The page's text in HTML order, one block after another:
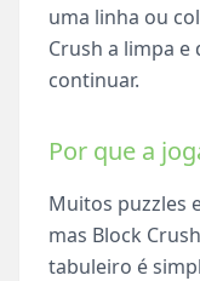
uma linha ou
Crush a limpa e
continuar.
Por que a
Muitos puzzles
mas Block
tabuleiro é